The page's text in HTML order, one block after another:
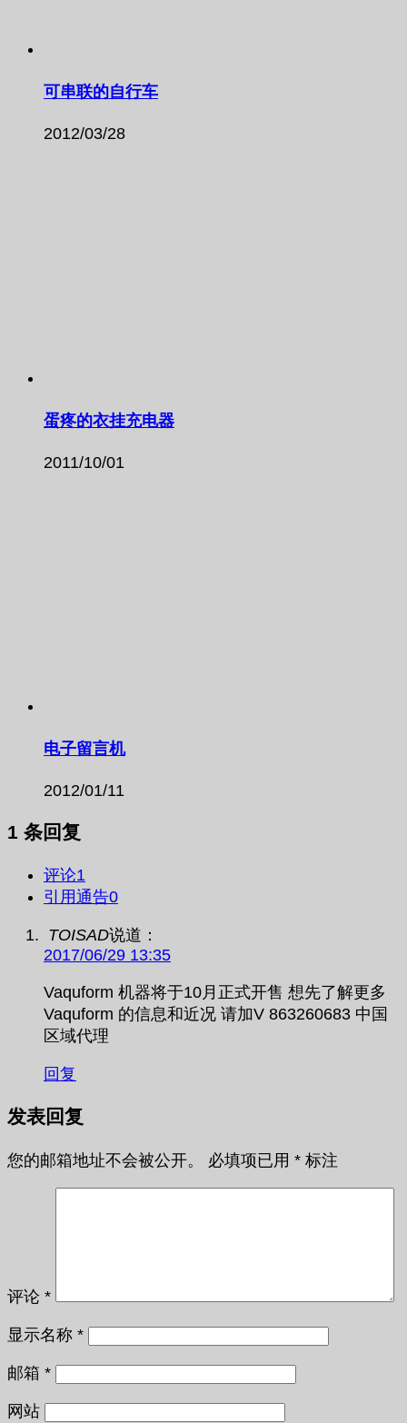
可串联的自行车
2012/03/28
蛋疼的衣挂充电器
2011/10/01
电子留言机
2012/01/11
1 条回复
评论1
引用通告0
TOISAD说道：
2017/06/29 13:35
Vaquform 机器将于10月正式开售 想先了解更多
Vaquform 的信息和近况 请加V 863260683 中国
区域代理
回复
发表回复
您的邮箱地址不会被公开。 必填项已用 * 标注
评论 *
显示名称 *
邮箱 *
网站